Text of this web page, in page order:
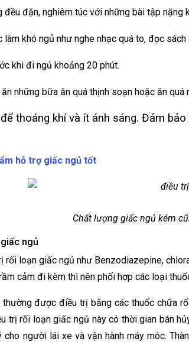
đặn, nghiêm túc với những bài tập nặng
làm khó ngủ như nghe nhạc quá to, đọc
khi đi ngủ khoảng 20 phút.
những bữa ăn quá thịnh soạn hoặc ăn quá
thoáng khí và ít ánh sáng. Đảm
hỗ trợ giấc ngủ tốt
Chất lượng giấc ngủ kém
ngủ
rối loạn giấc ngủ như Benzodiazepine,
cảm đi kèm thì nên phối hợp các loại
được điều trị bằng các thuốc chữa
trị rối loạn giấc ngủ này có thời gian bán
người lái xe và vận hành máy móc.